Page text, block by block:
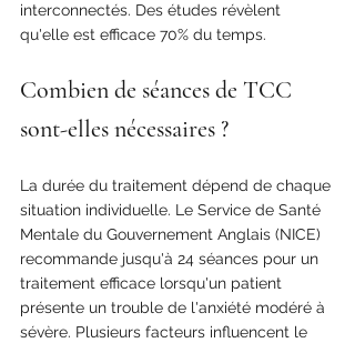
interconnectés. Des études révèlent
qu'elle est efficace 70% du temps.
Combien de séances de TCC
sont-elles nécessaires ?
La durée du traitement dépend de chaque
situation individuelle. Le Service de Santé
Mentale du Gouvernement Anglais (NICE)
recommande jusqu'à 24 séances pour un
traitement efficace lorsqu'un patient
présente un trouble de l'anxiété modéré à
sévère. Plusieurs facteurs influencent le